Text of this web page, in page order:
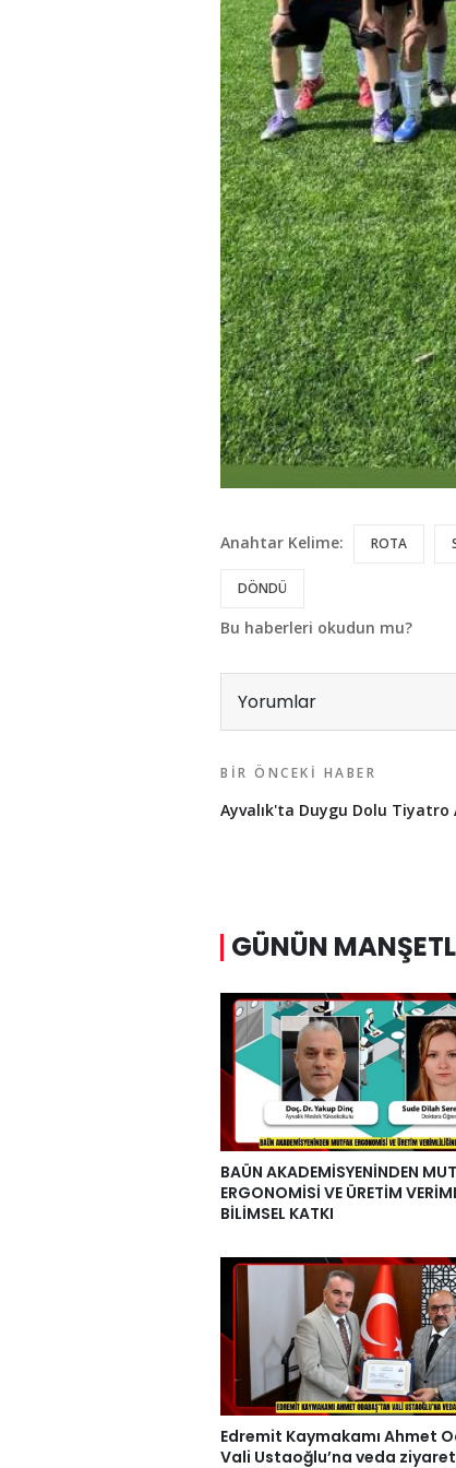
Anahtar Kelime: ROTA
DÖNDÜ
Bu haberleri okudun mu?
Yorumlar
BIR ÖNCEKI HABER
Ayvalık'ta Duygu Dolu Tiyatro
GÜNÜN
BAÜN AKADEMİSYENİNDEN
ERGONOMİSİ VE ÜRETİM
BİLİMSEL KATKI
Edremit Kaymakamı Ahmet
Vali Ustaoğlu’na veda